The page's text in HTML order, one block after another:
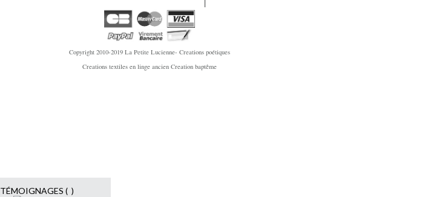
Copyright 2010-2019 La Petite Lucienne- Creations poétiques
Creations textiles en linge ancien Creation baptême
TÉMOIGNAGES ( )